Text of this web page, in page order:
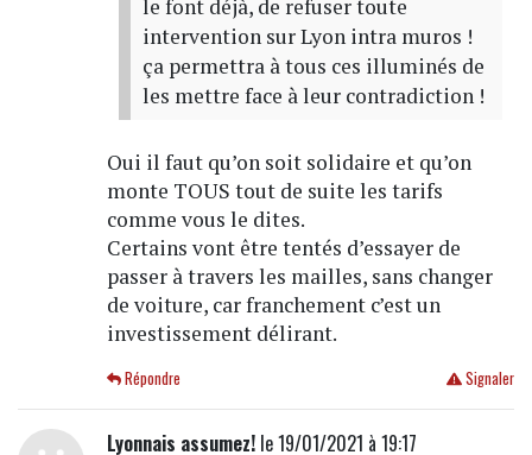
le font déjà, de refuser toute
intervention sur Lyon intra muros !
ça permettra à tous ces illuminés de
les mettre face à leur contradiction !
Oui il faut qu’on soit solidaire et qu’on
monte TOUS tout de suite les tarifs
comme vous le dites.
Certains vont être tentés d’essayer de
passer à travers les mailles, sans changer
de voiture, car franchement c’est un
investissement délirant.
Signaler
Répondre
Lyonnais assumez!le 19/01/2021 à 19:17